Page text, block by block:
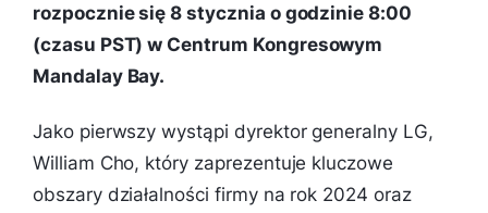
rozpocznie się 8 stycznia o godzinie 8:00
(czasu PST) w Centrum Kongresowym
Mandalay Bay.
Jako pierwszy wystąpi dyrektor generalny LG,
William Cho, który zaprezentuje kluczowe
obszary działalności firmy na rok 2024 oraz